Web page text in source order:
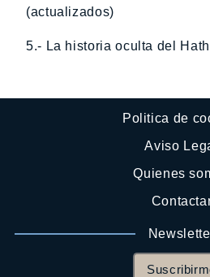
(actualizados)
5.- La historia oculta del
Politica de
Aviso
Quienes